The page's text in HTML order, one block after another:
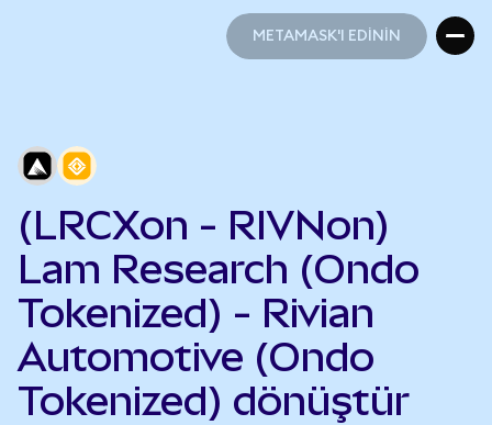
METAMASK'I EDİNİN
(LRCXon - RIVNon)
Lam Research (Ondo
Tokenized) - Rivian
Automotive (Ondo
Tokenized) dönüştür